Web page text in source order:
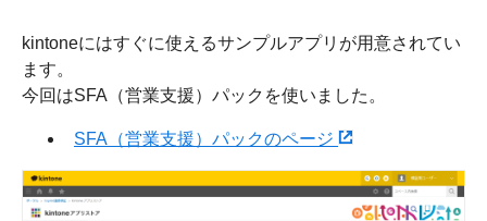
kintoneにはすぐに使えるサンプルアプリが用意されてい
ます。
今回はSFA（営業支援）パックを使いました。
SFA（営業支援）パックのページ